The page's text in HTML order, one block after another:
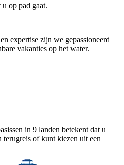
op pad gaat.
expertise zijn we gepassioneerd
vakanties op het water.
in 9 landen betekent dat u
terugreis of kunt kiezen uit een